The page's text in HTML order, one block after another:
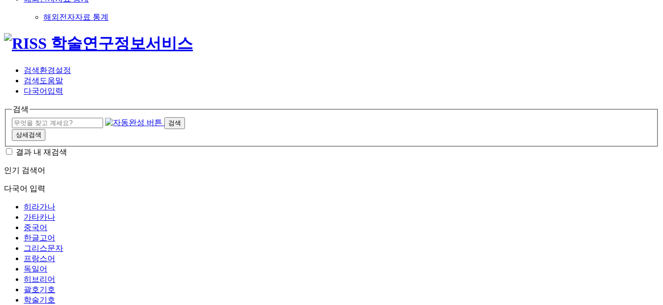
해외전자자료 통계
검색환경설정
검색도움말
다국어입력
검색
검색
상세검색
결과 내 재검색
인기 검색어
다국어 입력
히라가나
가타카나
중국어
한글고어
그리스문자
프랑스어
독일어
히브리어
괄호기호
학술기호